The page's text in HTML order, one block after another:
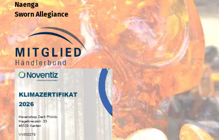
Naenga
Sworn Allegiance